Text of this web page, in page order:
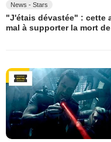
News - Stars
"J'étais dévastée" : cette
mal à supporter la mort